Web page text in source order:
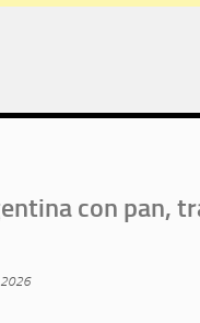
con pan,
2026